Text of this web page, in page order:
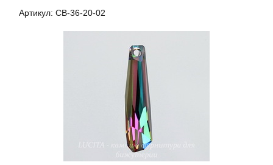
Артикул: СВ-36-20-02